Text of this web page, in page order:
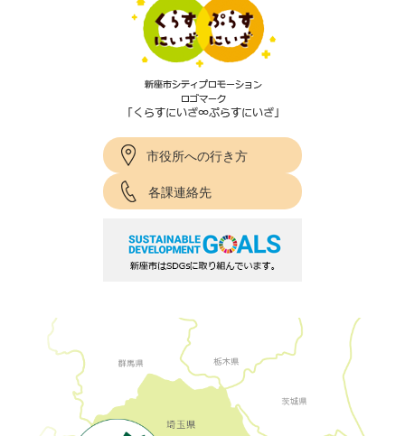
市役所への行き方
各課連絡先